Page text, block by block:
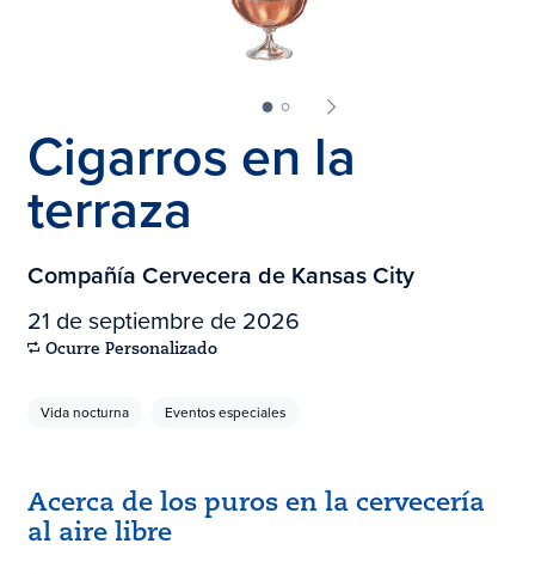
Cigarros en la
terraza
Compañía Cervecera de Kansas City
21 de septiembre de 2026
Ocurre Personalizado
Vida nocturna Eventos especiales
Acerca de los puros en la cervecería
al aire libre